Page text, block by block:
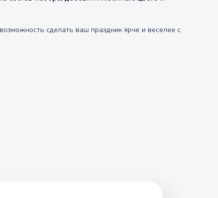
сделать ваш праздник ярче и веселее с